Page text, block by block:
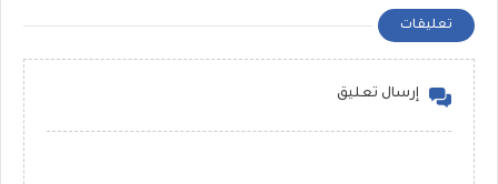
تعليقات
إرسال تعليق